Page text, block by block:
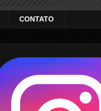
CONTATO